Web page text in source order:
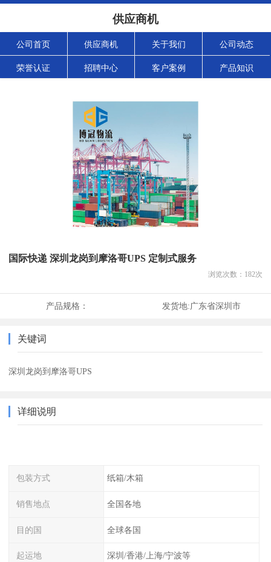
供应商机
公司首页 供应商机 关于我们 公司动态
荣誉认证 招聘中心 客户案例 产品知识
国际快递 深圳龙岗到摩洛哥UPS 定制式服务
浏览次数： 182次
产品规格： 发货地:广东省深圳市
关键词
深圳龙岗到摩洛哥UPS
详细说明
包装方式 纸箱/木箱
销售地点 全国各地
目的国 全球各国
起运地 深圳/香港/上海/宁波等